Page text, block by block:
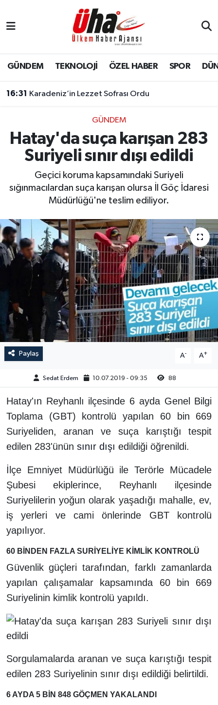
GÜNDEM TEKNOLOJİ ÖZEL HABER SPOR
16:31 Karadeniz’in Lezzet Sofrası Ordu
GÜNDEM
Hatay'da suça karışan 283
Suriyeli sınır dışı edildi
Geçici koruma kapsamındaki Suriyeli
sığınmacılardan suça karışan olursa İl Göç İdaresi
Müdürlüğü'ne teslim ediliyor.
Paylaş A- A+
Sedat Erdem 10.07.2019 - 09:35 88
Hatay'ın Reyhanlı ilçesinde 6 ayda Genel Bilgi
Toplama (GBT) kontrolü yapılan 60 bin 669
Suriyeliden, aranan ve suça karıştığı tespit
edilen 283'ünün sınır dışı edildiği öğrenildi.
İlçe Emniyet Müdürlüğü ile Terörle Mücadele
Şubesi ekiplerince, Reyhanlı ilçesinde
Suriyelilerin yoğun olarak yaşadığı mahalle, ev,
iş yerleri ve cami önlerinde GBT kontrolü
yapılıyor.
60 BİNDEN FAZLA SURİYELİYE KİMLİK KONTROLÜ
Güvenlik güçleri tarafından, farklı zamanlarda
yapılan çalışamalar kapsamında 60 bin 669
Suriyelinin kimlik kontrolü yapıldı.
Sorgulamalarda aranan ve suça karıştığı tespit
edilen 283 Suriyelinin sınır dışı edildiği belirtildi.
6 AYDA 5 BİN 848 GÖÇMEN YAKALANDI
İstanbul Nöbetçi Eczaneler
İstanbul Hava Durumu
Süper Lig Puan Durumu ve Fikstür
Tüm Manşetler
Son Dakika Haberleri